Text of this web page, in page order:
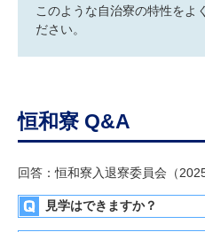
このような自治寮の特性をよ
ださい。
恒和寮 Q&A
回答：恒和寮入退寮委員会（
見学はできますか？